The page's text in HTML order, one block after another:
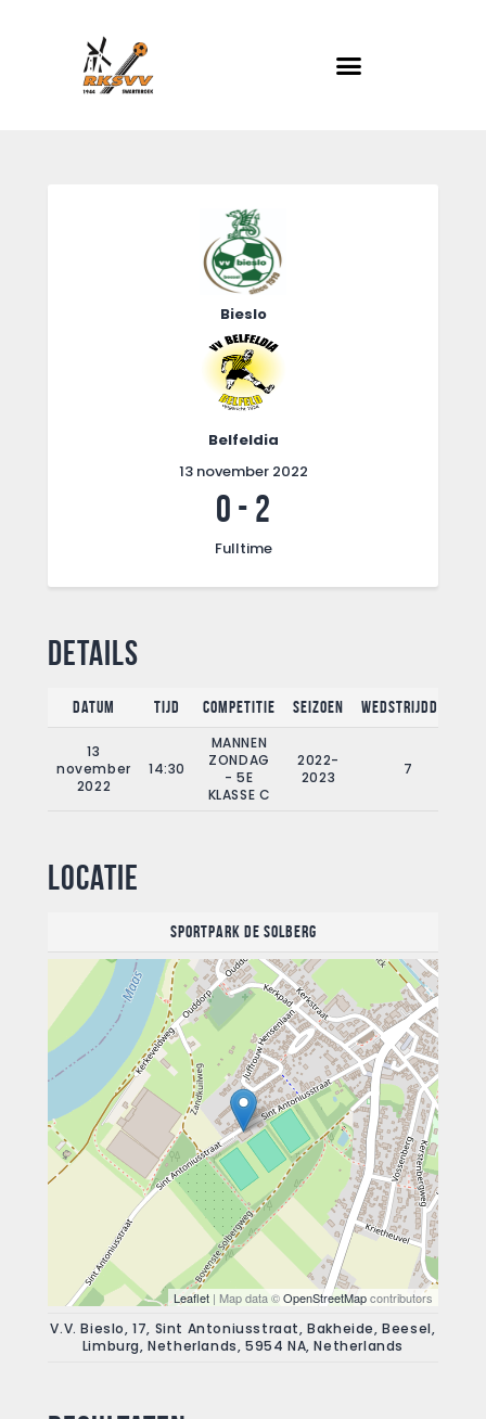
EvenementenBieslo
Belfeldia
13 november 2022
0 - 2
Fulltime
Details
Datum Tijd Competitie Seizoen Wedstrijddag
13
november
2022
14:30
MANNEN
ZONDAG
- 5E
KLASSE C
2022-
2023
7
Locatie
Sportpark De Solberg
Leaflet | Map data ©OpenStreetMapcontributors
V.V. Bieslo, 17, Sint Antoniusstraat, Bakheide, Beesel,
Limburg, Netherlands, 5954 NA, Netherlands